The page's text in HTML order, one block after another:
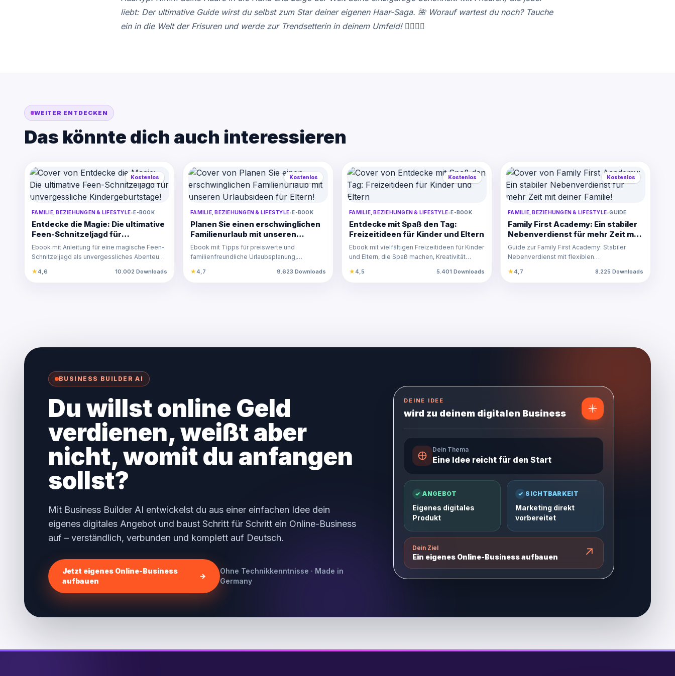
liebt: Der ultimative Guide wirst du selbst zum Star deiner eigenen Haar-Saga. 🌺 Worauf wartest du noch? Tauche
ein in die Welt der Frisuren und werde zur Trendsetterin in deinem Umfeld! 💇🏻‍♀️✨
WEITER ENTDECKEN
Das könnte dich auch interessieren
Kostenlos
FAMILIE, BEZIEHUNGEN & LIFESTYLE• E-BOOK
Entdecke die Magie: Die ultimative
Feen-Schnitzeljagd für
unvergessliche
Kindergeburtstage!
Ebook mit Anleitung für eine magische Feen-
Schnitzeljagd als unvergessliches Abenteuer
★4,6 10.002 Downloads
Kostenlos
FAMILIE, BEZIEHUNGEN & LIFESTYLE• E-BOOK
Planen Sie einen erschwinglichen
Familienurlaub mit unseren
Urlaubsideen für Eltern!
Ebook mit Tipps für preiswerte und
familienfreundliche Urlaubsplanung,
★4,7 9.623 Downloads
Kostenlos
FAMILIE, BEZIEHUNGEN & LIFESTYLE• E-BOOK
Entdecke mit Spaß den Tag:
Freizeitideen für Kinder und Eltern
Ebook mit vielfältigen Freizeitideen für Kinder
und Eltern, die Spaß machen, Kreativität
★4,5 5.401 Downloads
Kostenlos
FAMILIE, BEZIEHUNGEN & LIFESTYLE•GUIDE
Family First Academy: Ein stabiler
Nebenverdienst für mehr Zeit mit
deiner Familie!
Guide zur Family First Academy: Stabiler
Nebenverdienst mit flexiblen
★4,7 8.225 Downloads
BUSINESS BUILDER AI
Du willst online Geld
verdienen, weißt aber
nicht, womit du anfangen
sollst?
Mit Business Builder AI entwickelst du aus einer einfachen Idee dein
eigenes digitales Angebot und baust Schritt für Schritt ein Online-Business
auf – verständlich, verbunden und komplett auf Deutsch.
Jetzt eigenes Online-Business
aufbauen
→
Ohne Technikkenntnisse · Made in
Germany
DEINE IDEE
wird zu deinem digitalen Business
Dein Thema
Eine Idee reicht für den Start
✓ ANGEBOT
Eigenes digitales
Produkt
✓ SICHTBARKEIT
Marketing direkt
vorbereitet
Dein Ziel
Ein eigenes Online-Business aufbauen ↗